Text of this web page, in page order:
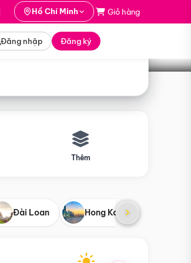
Hồ Chí Minh Giỏ hàng
Đăng nhập Đăng ký
Tìm tour
Thêm
Đài Loan Hong Kong